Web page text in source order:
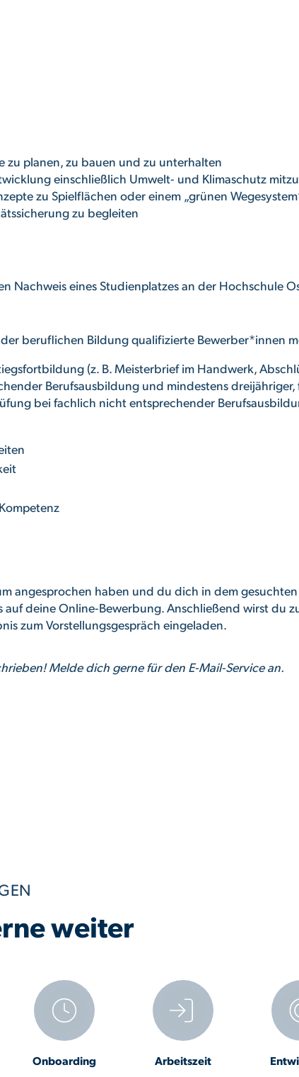
zu planen, zu bauen und zu unterhalten
einschließlich Umwelt- und Klimaschutz
zu Spielflächen oder einem „grünen
zu begleiten
Nachweis eines Studienplatzes an der Hochschule
beruflichen Bildung qualifizierte Bewerber*innen
(z. B. Meisterbrief im Handwerk,
Berufsausbildung und mindestens
bei fachlich nicht entsprechender
angesprochen haben und du dich in dem gesuchten
deine Online-Bewerbung. Anschließend wirst du
zum Vorstellungsgespräch eingeladen.
Melde dich gerne für den E-Mail-Service an.
weiter
Onboarding Arbeitszeit